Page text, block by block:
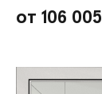
от 106 005